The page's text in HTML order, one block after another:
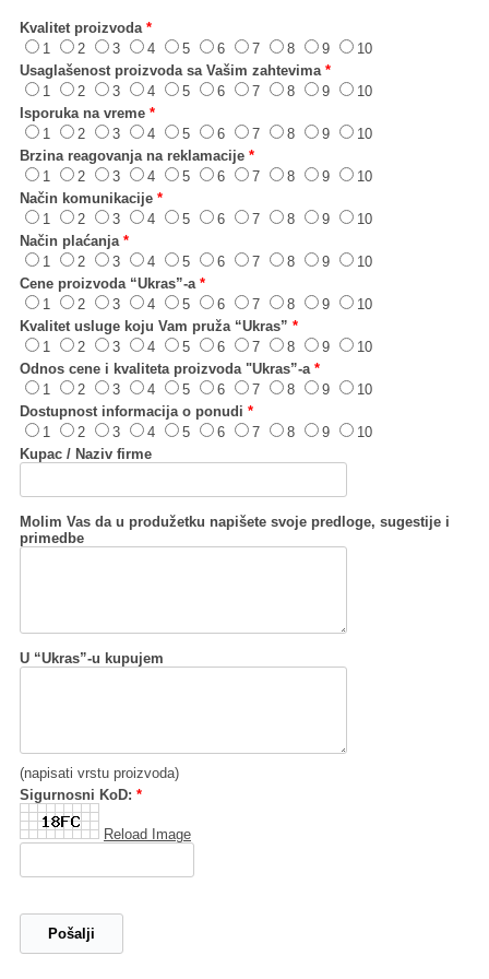
Kvalitet proizvoda *
1
2 3 4 5 6 7 8 9
10
Usaglašenost proizvoda sa Vašim zahtevima *
1
2 3 4 5 6 7 8 9
10
Isporuka na vreme *
1
2 3 4 5 6 7 8 9
10
Brzina reagovanja na reklamacije *
1
2 3 4 5 6 7 8 9
10
Način komunikacije *
1
2 3 4 5 6 7 8 9
10
Način plaćanja *
1
2 3 4 5 6 7 8 9
10
Cene proizvoda “Ukras”-a *
1
2 3 4 5 6 7 8 9
10
Kvalitet usluge koju Vam pruža “Ukras” *
1
2 3 4 5 6 7 8 9
10
Odnos cene i kvaliteta proizvoda "Ukras”-a *
1
2 3 4 5 6 7 8 9
10
Dostupnost informacija o ponudi *
1
2 3 4 5 6 7 8 9
10
Kupac / Naziv firme
Molim Vas da u produžetku napišete svoje predloge, sugestije i
primedbe
U “Ukras”-u kupujem
(napisati vrstu proizvoda)
Sigurnosni KoD: *
Reload Image